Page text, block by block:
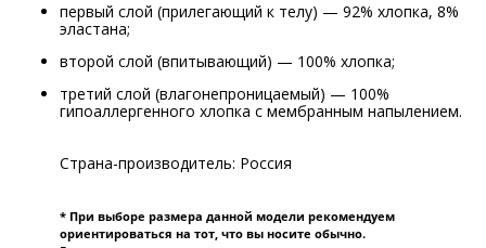
первый слой (прилегающий к телу) — 92% хлопка, 8%
эластана;
второй слой (впитывающий) — 100% хлопка;
третий слой (влагонепроницаемый) — 100%
гипоаллергенного хлопка с мембранным напылением.
Страна-производитель: Россия
* При выборе размера данной модели рекомендуем
ориентироваться на тот, что вы носите обычно.